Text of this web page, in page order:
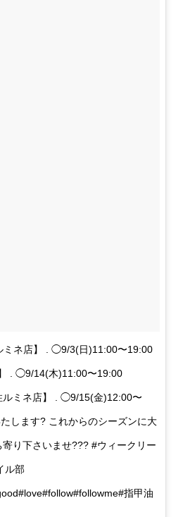
ミネ店】 . ◯9/3(日)11:00〜19:00
. ◯9/14(木)11:00〜19:00
ミネ店】 . ◯9/15(金)12:00〜
します? これからのシーズンに大
り下さいませ??? #ウィークリー
ル部
指甲油